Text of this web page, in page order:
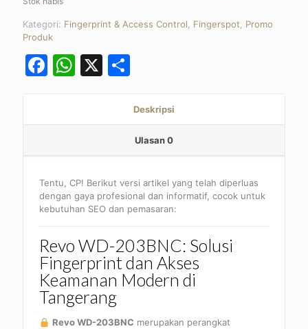
Kategori: Fingerprint & Access Control, Fingerspot, Promo
Produk
Facebook
WhatsApp
X
Deskripsi
Ulasan0
Tentu, CP! Berikut versi artikel yang telah diperluas
dengan gaya profesional dan informatif, cocok untuk
kebutuhan SEO dan pemasaran:
Revo WD-203BNC: Solusi
Fingerprint dan Akses
Keamanan Modern di
Tangerang
Revo WD-203BNC merupakan perangkat